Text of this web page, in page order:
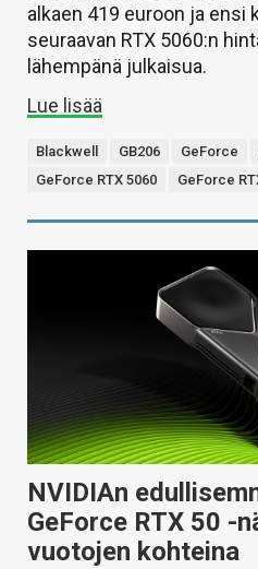
alkaen 419 euroon ja ensi
seuraavan RTX 5060:n
lähempänä julkaisua.
Lue lisää
Blackwell GB206 GeForce
GeForce RTX 5060
GeForce
NVIDIAn
GeForce RTX 50 -
vuotojen kohteina